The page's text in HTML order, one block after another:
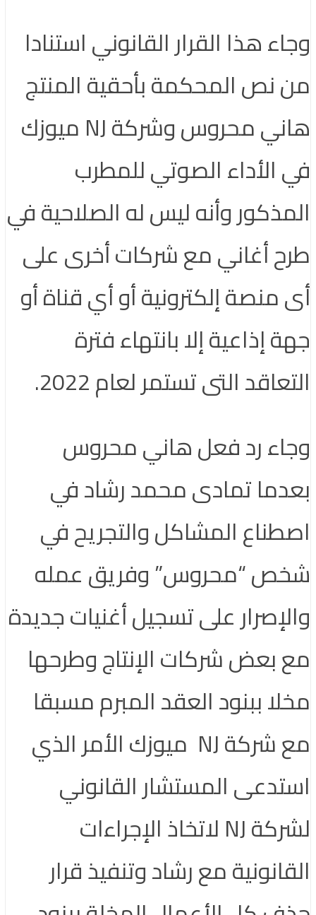
وجاء هذا القرار القانوني استنادا
من نص المحكمة بأحقية المنتج
هاني محروس وشركة NJ ميوزك
في الأداء الصوتي للمطرب
المذكور وأنه ليس له الصلاحية في
طرح أغاني مع شركات أخرى على
أى منصة إلكترونية أو أي قناة أو
جهة إذاعية إلا بانتهاء فترة
التعاقد التى تستمر لعام 2022.
وجاء رد فعل هاني محروس
بعدما تمادى محمد رشاد في
اصطناع المشاكل والتجريح في
شخص “محروس” وفريق عمله
والإصرار على تسجيل أغنيات جديدة
مع بعض شركات الإنتاج وطرحها
مخلا ببنود العقد المبرم مسبقا
مع شركة NJ ميوزك الأمر الذي
استدعى المستشار القانوني
لشركة NJ لاتخاذ الإجراءات
القانونية مع رشاد وتنفيذ قرار